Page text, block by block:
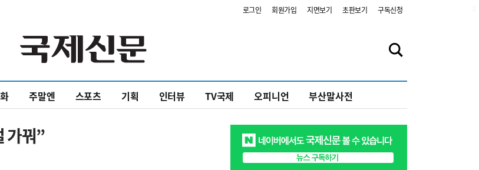
로그인 회원가입 지면보기 초판보기 구독신청
주말엔 스포츠 기획 인터뷰 TV국제 오피니언 부산말사전
가꿔”